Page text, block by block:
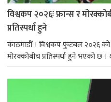
विश्वकप २०२६ः फ्रान्स र
प्रतिस्पर्धा हुने
काठमाडौँ । विश्वकप फुटबल २०२६
मोरक्कोबीच प्रतिस्पर्धा हुने भएको छ ।